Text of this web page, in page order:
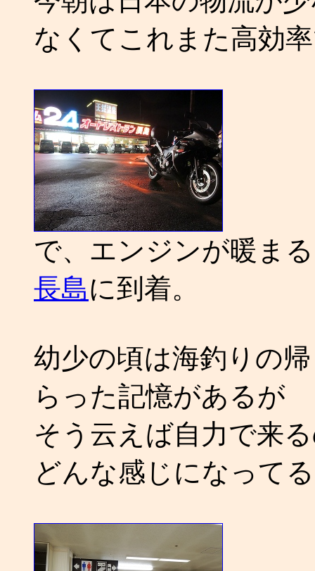
なくてこれまた高効
で、エンジンが暖ま
長島に到着。
幼少の頃は海釣りの
らった記憶があるが
そう云えば自力で来
どんな感じになって